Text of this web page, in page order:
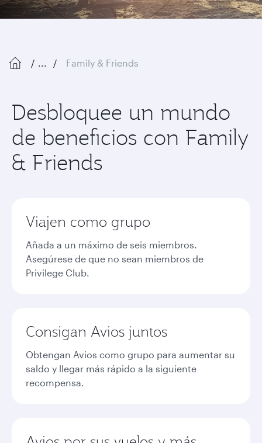
... Family & Friends
Desbloquee un mundo
de beneficios con Family
& Friends
Viajen como grupo
Añada a un máximo de seis miembros.
Asegúrese de que no sean miembros de
Privilege Club.
Consigan Avios juntos
Obtengan Avios como grupo para aumentar su
saldo y llegar más rápido a la siguiente
recompensa.